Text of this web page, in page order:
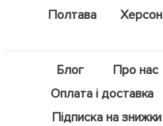
Полтава
Херсон
Блог Про нас
Оплата і доставка
Підписка на знижки